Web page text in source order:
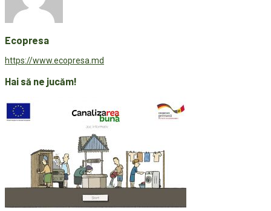
Ecopresa
https://www.ecopresa.md
Hai să ne jucăm!